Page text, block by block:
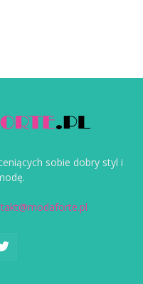
sobie dobry styl i